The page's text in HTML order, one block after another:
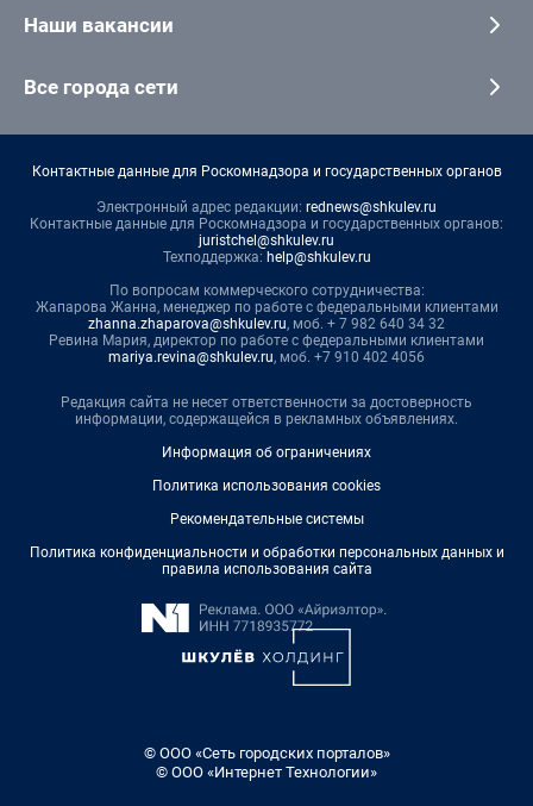
Наши вакансии
Все города сети
Контактные данные для Роскомнадзора и государственных органов
Электронный адрес редакции: rednews@shkulev.ru
Контактные данные для Роскомнадзора и государственных органов:
juristchel@shkulev.ru
Техподдержка: help@shkulev.ru
По вопросам коммерческого сотрудничества:
Жапарова Жанна, менеджер по работе с федеральными клиентами
zhanna.zhaparova@shkulev.ru, моб. + 7 982 640 34 32
Ревина Мария, директор по работе с федеральными клиентами
mariya.revina@shkulev.ru, моб. +7 910 402 4056
Редакция сайта не несет ответственности за достоверность
информации, содержащейся в рекламных объявлениях.
Информация об ограничениях
Политика использования cookies
Рекомендательные системы
Политика конфиденциальности и обработки персональных данных и
правила использования сайта
© ООО «Сеть городских порталов»
© ООО «Интернет Технологии»